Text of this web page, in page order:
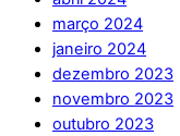
março 2024
janeiro 2024
dezembro 2023
novembro 2023
outubro 2023